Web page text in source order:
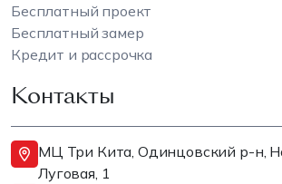
Бесплатный проект
Бесплатный замер
Кредит и рассрочка
Контакты
МЦ Три Кита, Одинцовский р-н,
Луговая, 1